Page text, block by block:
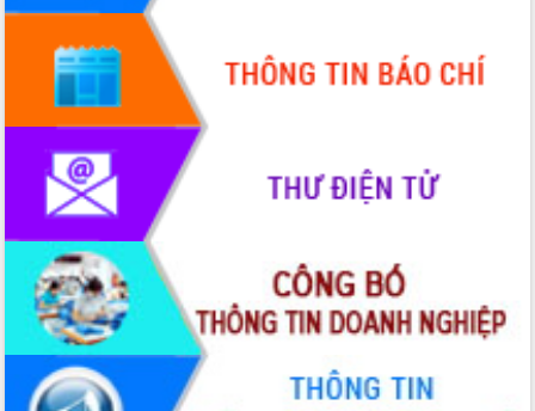
Hội nghị triển khai kết nối mạng
truyền số liệu chuyên dùng phục vụ cơ
quan Đảng, Nhà nước
Lễ phát động chuỗi hoạt động chung
Xã Ea Kar bước chuyển mình trong
công tác cải cách hành chính mô hình
UBND tỉnh họp báo định kỳ tháng 4
năm 2026
Hội thảo khoa học “Giải pháp thúc đẩy
phát triển nền kinh tế xanh tại tỉnh
Đắk Lắk”
Tăng cường giám sát, đôn đốc thực
hiện nhiệm vụ quản lý tài sản công
hàng tuần